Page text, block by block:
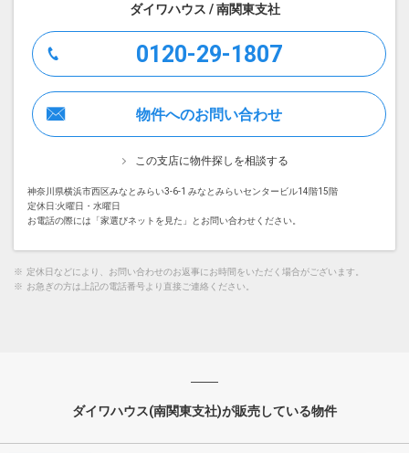
ダイワハウス / 南関東支社
0120-29-1807
物件へのお問い合わせ
この支店に物件探しを相談する
神奈川県横浜市西区みなとみらい3-6-1 みなとみらいセンタービル14階15階
定休日:火曜日・水曜日
お電話の際には「家選びネットを見た」とお問い合わせください。
※ 定休日などにより、お問い合わせのお返事にお時間をいただく場合がございます。
※ お急ぎの方は上記の電話番号より直接ご連絡ください。
ダイワハウス(南関東支社)が販売している物件